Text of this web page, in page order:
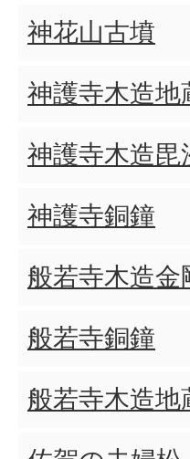
神花山古墳
神護寺木造地
神護寺木造毘
神護寺銅鐘
般若寺木造金
般若寺銅鐘
般若寺木造地